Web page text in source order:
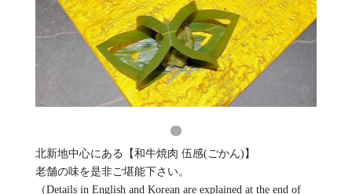
北新地中心にある【和牛焼肉 伍感(ごかん)】
老舗の味を是非ご堪能下さい。
（Details in English and Korean are explained at the end of